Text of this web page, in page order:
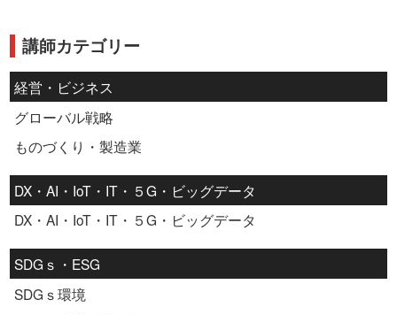
講師カテゴリー
経営・ビジネス
グローバル戦略
ものづくり・製造業
DX・AI・IoT・IT・５G・ビッグデータ
DX・AI・IoT・IT・５G・ビッグデータ
SDGｓ・ESG
SDGｓ環境